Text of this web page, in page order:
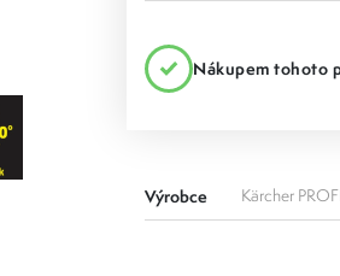
Nákupem tohoto
Výrobce Kärcher